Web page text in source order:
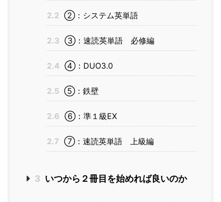
2.2 ②：システム英単語
2.3 ③：速読英単語 必修編
2.4 ④：DUO3.0
2.5 ⑤：鉄壁
2.6 ⑥：準１級EX
2.7 ⑦：速読英単語 上級編
3 いつから２冊目を始めれば良いのか